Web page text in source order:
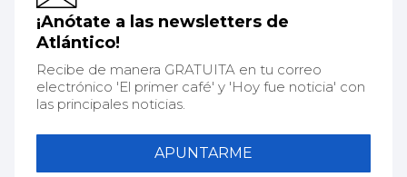
¡Anótate a las newsletters de
Atlántico!
Recibe de manera GRATUITA en tu correo
electrónico 'El primer café' y 'Hoy fue noticia' con
las principales noticias.
APUNTARME